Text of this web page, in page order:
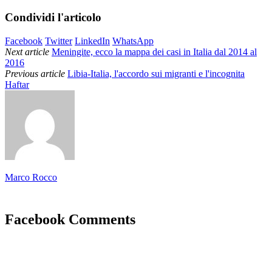
Condividi l'articolo
Facebook Twitter LinkedIn WhatsApp
Next article Meningite, ecco la mappa dei casi in Italia dal 2014 al
2016
Previous article Libia-Italia, l'accordo sui migranti e l'incognita
Haftar
Marco Rocco
Facebook Comments